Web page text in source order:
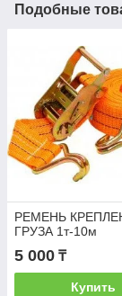
Подобные
РЕМЕНЬ
ГРУЗА 1т-10м
5 000 ₸
Купить